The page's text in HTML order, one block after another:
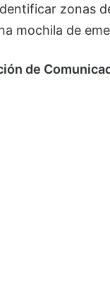
zonas
mochila de
de